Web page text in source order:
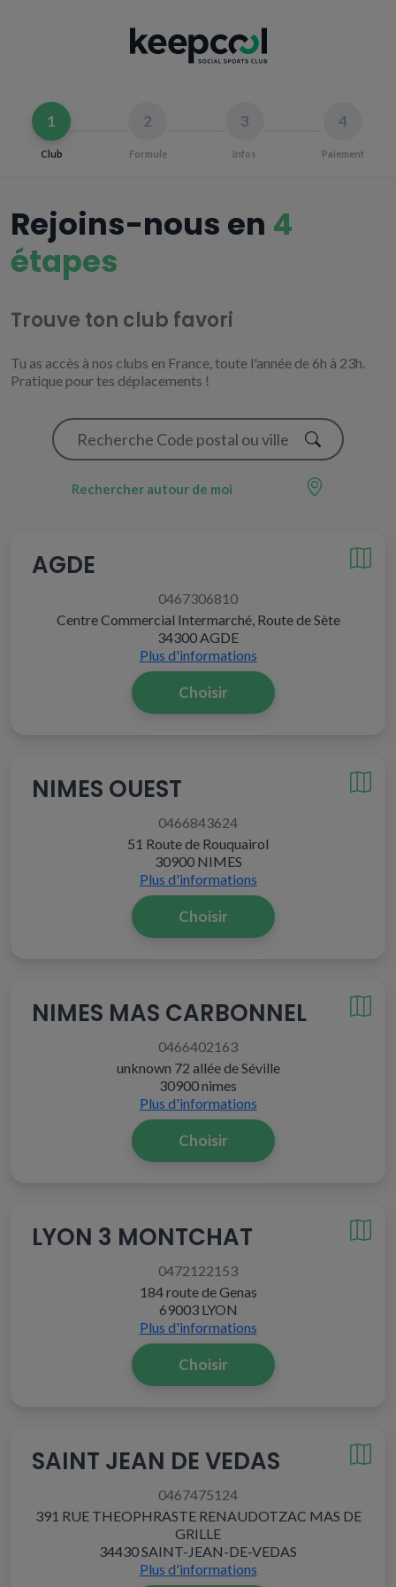
1
Club
2
Formule
3
Infos
4
Paiement
Rejoins-nous en 4
étapes
Trouve ton club favori
Tu as accès à nos clubs en France, toute l'année de 6h à 23h.
Pratique pour tes déplacements !
Rechercher autour de moi
AGDE
0467306810
Centre Commercial Intermarché, Route de Sète
34300 AGDE
Plus d'informations
Choisir
NIMES OUEST
0466843624
51 Route de Rouquairol
30900 NIMES
Plus d'informations
Choisir
NIMES MAS CARBONNEL
0466402163
unknown 72 allée de Séville
30900 nimes
Plus d'informations
Choisir
LYON 3 MONTCHAT
0472122153
184 route de Genas
69003 LYON
Plus d'informations
Choisir
SAINT JEAN DE VEDAS
0467475124
391 RUE THEOPHRASTE RENAUDOTZAC MAS DE
GRILLE
34430 SAINT-JEAN-DE-VEDAS
Plus d'informations